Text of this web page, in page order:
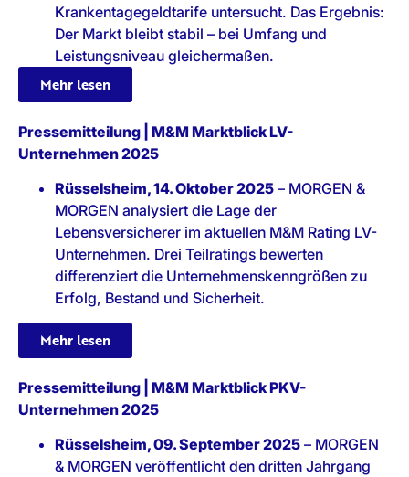
Krankentagegeldtarife untersucht. Das Ergebnis:
Der Markt bleibt stabil – bei Umfang und
Leistungsniveau gleichermaßen.
Mehr lesen
Pressemitteilung | M&M Marktblick LV-
Unternehmen 2025
Rüsselsheim, 14. Oktober 2025 – MORGEN &
MORGEN analysiert die Lage der
Lebensversicherer im aktuellen M&M Rating LV-
Unternehmen. Drei Teilratings bewerten
differenziert die Unternehmenskenngrößen zu
Erfolg, Bestand und Sicherheit.
Mehr lesen
Pressemitteilung | M&M Marktblick PKV-
Unternehmen 2025
Rüsselsheim, 09. September 2025 – MORGEN
& MORGEN veröffentlicht den dritten Jahrgang